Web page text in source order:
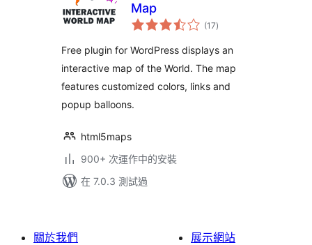
Map
(17總
評)
Free plugin for WordPress displays an
interactive map of the World. The map
features customized colors, links and
popup balloons.
html5maps
900+ 次運作中的安裝
在 7.0.3 測試過
關於我們
展示網站